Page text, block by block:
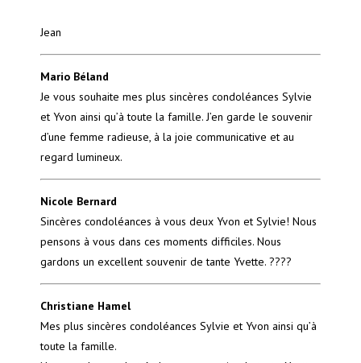
Jean
Mario Béland
Je vous souhaite mes plus sincères condoléances Sylvie
et Yvon ainsi qu’à toute la famille. J’en garde le souvenir
d’une femme radieuse, à la joie communicative et au
regard lumineux.
Nicole Bernard
Sincères condoléances à vous deux Yvon et Sylvie! Nous
pensons à vous dans ces moments difficiles. Nous
gardons un excellent souvenir de tante Yvette. ????
Christiane Hamel
Mes plus sincères condoléances Sylvie et Yvon ainsi qu’à
toute la famille.